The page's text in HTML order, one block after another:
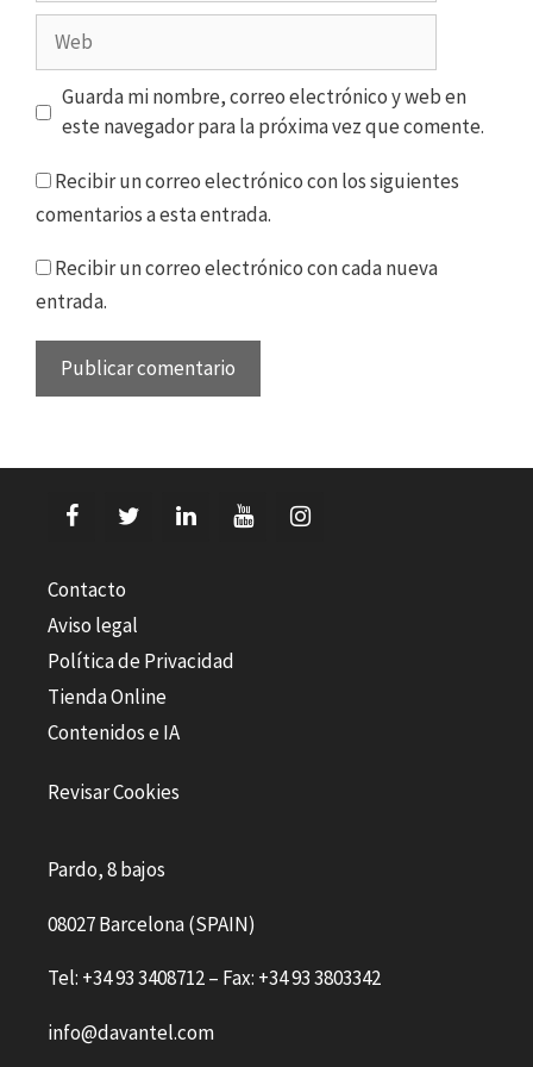
Guarda mi nombre, correo electrónico y web en
este navegador para la próxima vez que comente.
Recibir un correo electrónico con los siguientes
comentarios a esta entrada.
Recibir un correo electrónico con cada nueva
entrada.
Contacto
Aviso legal
Política de Privacidad
Tienda Online
Contenidos e IA
Revisar Cookies
Pardo, 8 bajos
08027 Barcelona (SPAIN)
Tel: +34 93 3408712 – Fax: +34 93 3803342
info@davantel.com